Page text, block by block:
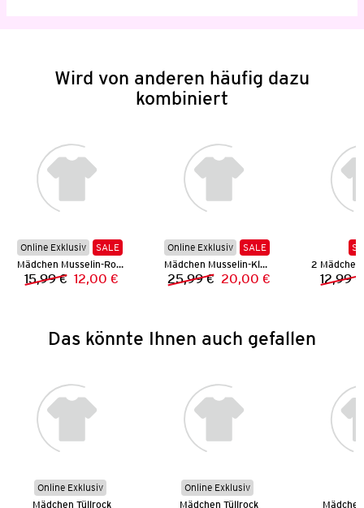
Wird von anderen häufig dazu
kombiniert
Online Exklusiv
SALE
Mädchen Musselin-Rock
Vorheriger Preis:
15,99 € Neuer Preis:
12,00 €
Online Exklusiv
SALE
Mädchen Musselin-Kleid
Vorheriger Preis:
25,99 € Neuer Preis:
20,00 € 12,99 €
Das könnte Ihnen auch gefallen
Online Exklusiv
Mädchen Tüllrock
Online Exklusiv
Mädchen Tüllrock